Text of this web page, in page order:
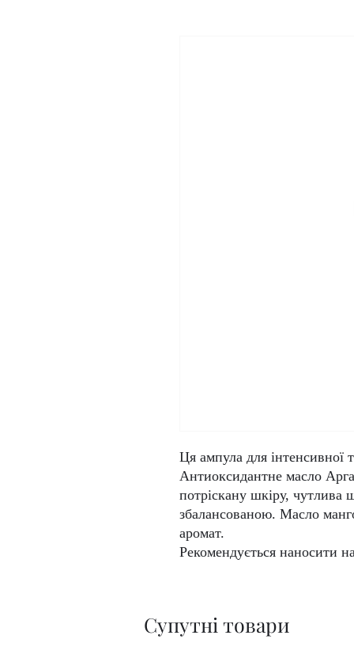
Ця ампула для інтенсивної
Антиоксидантне масло
потріскану шкіру, чутлива
збалансованою. Масло
аромат.
Рекомендується наносити
Супутні товари